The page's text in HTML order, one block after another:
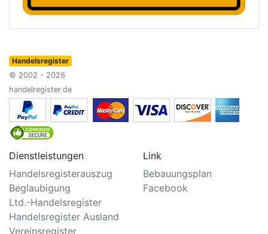
Handelsregister
© 2002 - 2026
handelregister.de
Dienstleistungen
Handelsregisterauszug
Beglaubigung
Ltd.-Handelsregister
Handelsregister Ausland
Vereinsregister
Link
Bebauungsplan
Facebook